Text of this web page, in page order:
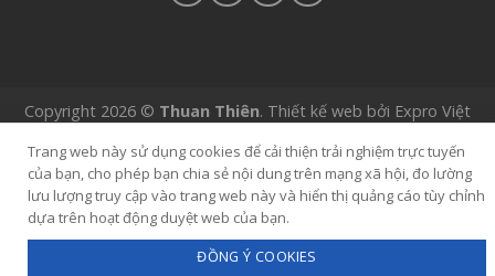
Copyright 2026 © Thuan Thiên. Thiết kế web bởi Expro Việt
Trang web này sử dụng cookies để cải thiện trải nghiệm trực tuyến
của bạn, cho phép bạn chia sẻ nội dung trên mạng xã hội, đo lường
lưu lượng truy cập vào trang web này và hiển thị quảng cáo tùy chỉnh
dựa trên hoạt động duyệt web của bạn.
ĐỒNG Ý COOKIES